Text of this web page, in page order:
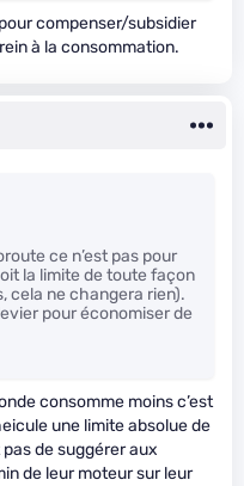
compenser/subsidier
à la consommation.
ce n’est pas pour
la limite de toute façon
cela ne changera rien).
pour économiser de
consomme moins c’est
une limite absolue de
de suggérer aux
de leur moteur sur leur